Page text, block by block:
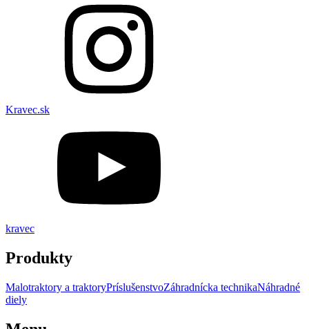
Kravec.sk
kravec
Produkty
Malotraktory a traktoryPríslušenstvoZáhradnícka technikaNáhradné
diely